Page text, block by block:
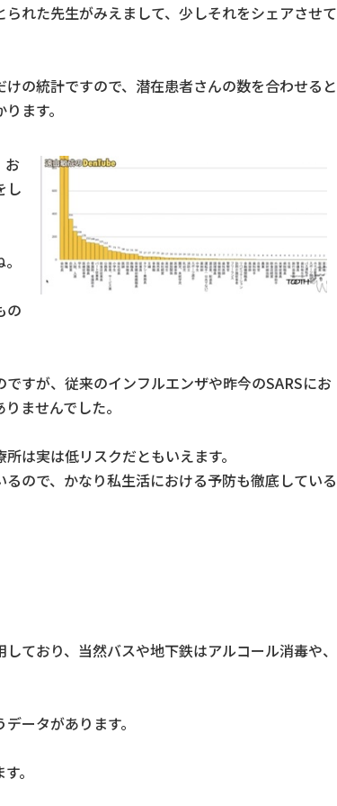
れた先生がみえまして、少しそれをシェアさせて
の統計ですので、潜在患者さんの数を合わせると
ます。
お
し
の
すが、従来のインフルエンザや昨今のSARSにお
ませんでした。
は実は低リスクだともいえます。
ので、かなり私生活における予防も徹底している
ており、当然バスや地下鉄はアルコール消毒や、
ータがあります。
。